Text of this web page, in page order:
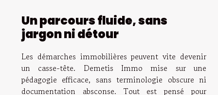
Un parcours fluide, sans
jargon ni détour
Les démarches immobilières peuvent vite devenir
un casse-tête. Demetis Immo mise sur une
pédagogie efficace, sans terminologie obscure ni
documentation absconse. Tout est pensé pour